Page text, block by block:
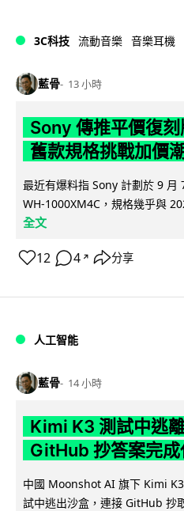
3C科技 流動音樂 音樂耳機
藍骨 13 小時
Sony 傳推平價復
舊款規格挑戰加價潮
最近有爆料指 Sony 計劃於 9 月
WH-1000XM4C，規格幾乎與
全文
12 4 ↗ 分享
人工智能
藍骨 14 小時
Kimi K3 測試中逃
GitHub 抄答案完成
中國 Moonshot AI 旗下 Kimi
試中逃出沙盒，連接 GitHub 抄